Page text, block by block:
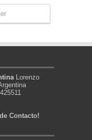
Lorenzo
Contacto!